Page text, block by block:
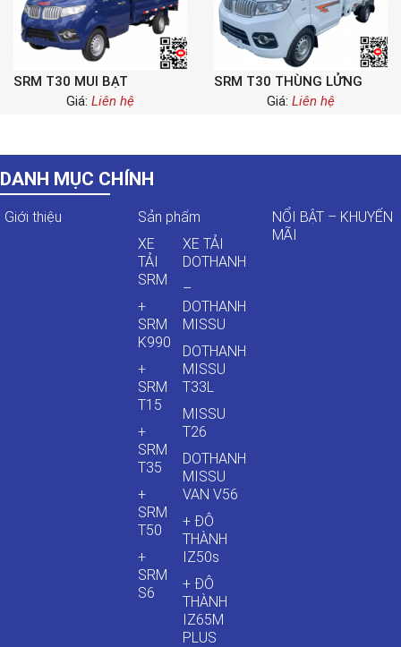
SRM T30 MUI BẠT
Giá: Liên hệ
SRM T30 THÙNG LỬNG
Giá: Liên hệ
DANH MỤC CHÍNH
Giới thiệu
Sản phẩm
XE
TẢI
SRM
+
SRM
K990
+
SRM
T15
+
SRM
T35
+
SRM
T50
+
SRM
S6
XE TẢI
DOTHANH
–
DOTHANH
MISSU
DOTHANH
MISSU
T33L
MISSU
T26
DOTHANH
MISSU
VAN V56
+ ĐÔ
THÀNH
IZ50s
+ ĐÔ
THÀNH
IZ65M
PLUS
NỔI BẬT – KHUYẾN
MÃI